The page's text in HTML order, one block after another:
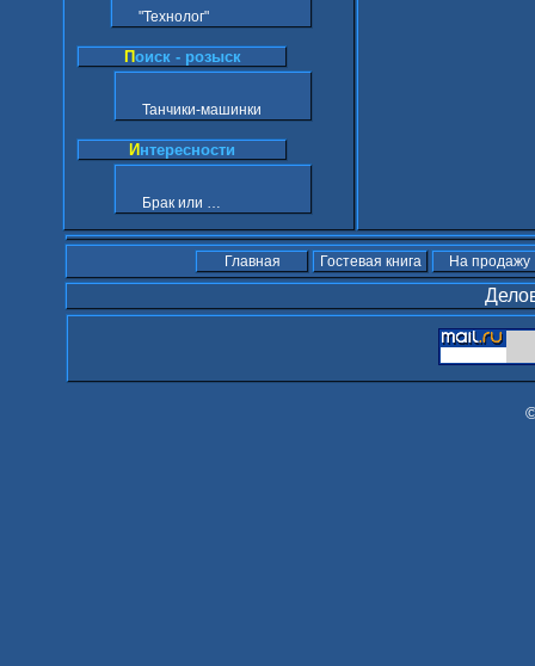
"Технолог"
Поиск - розыск
Танчики-машинки
И нтересности
Брак или …
Главная Гостевая книга На продажу